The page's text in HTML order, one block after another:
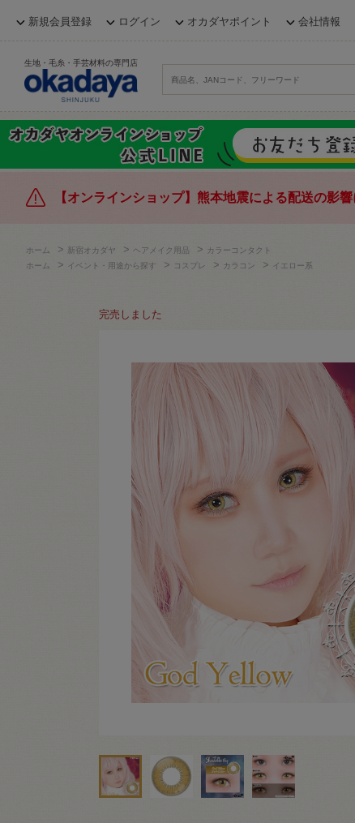
新規会員登録 ログイン オカダヤポイント 会社情報
生地・毛糸・手芸材料の専門店
【オンラインショップ】熊本地震による配送の影
ホーム > 新宿オカダヤ > ヘアメイク用品 >
カラーコンタクト
ホーム
> イベント・用途から探す > コスプレ > カラコン > イエロー系
完売しました